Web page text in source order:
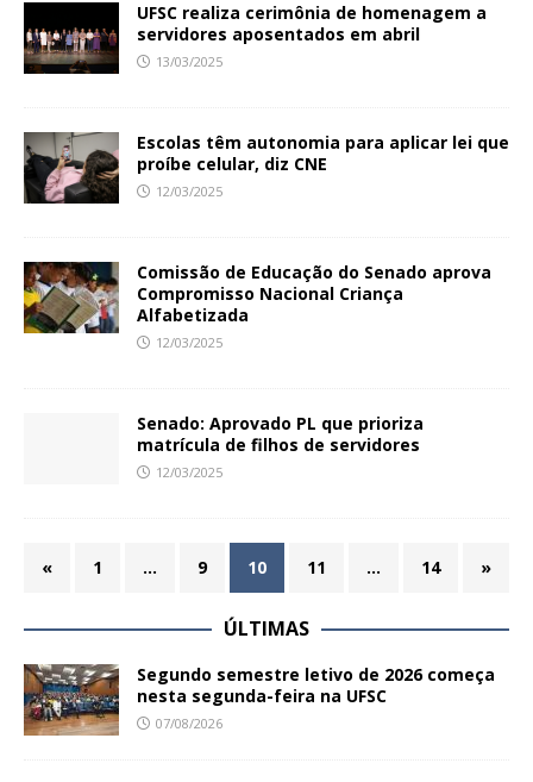
UFSC realiza cerimônia de homenagem a
servidores aposentados em abril
13/03/2025
Escolas têm autonomia para aplicar lei que
proíbe celular, diz CNE
12/03/2025
Comissão de Educação do Senado aprova
Compromisso Nacional Criança
Alfabetizada
12/03/2025
Senado: Aprovado PL que prioriza
matrícula de filhos de servidores
12/03/2025
« 1 … 9 10 11 … 14 »
ÚLTIMAS
Segundo semestre letivo de 2026 começa
nesta segunda-feira na UFSC
07/08/2026